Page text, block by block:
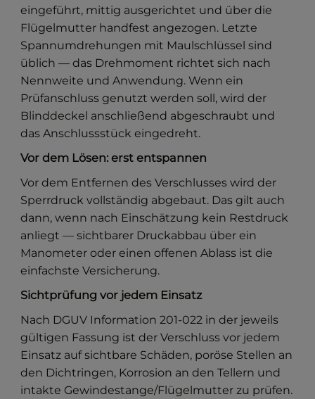
eingeführt, mittig ausgerichtet und über die
Flügelmutter handfest angezogen. Letzte
Spannumdrehungen mit Maulschlüssel sind
üblich — das Drehmoment richtet sich nach
Nennweite und Anwendung. Wenn ein
Prüfanschluss genutzt werden soll, wird der
Blinddeckel anschließend abgeschraubt und
das Anschlussstück eingedreht.
Vor dem Lösen: erst entspannen
Vor dem Entfernen des Verschlusses wird der
Sperrdruck vollständig abgebaut. Das gilt auch
dann, wenn nach Einschätzung kein Restdruck
anliegt — sichtbarer Druckabbau über ein
Manometer oder einen offenen Ablass ist die
einfachste Versicherung.
Sichtprüfung vor jedem Einsatz
Nach DGUV Information 201-022 in der jeweils
gültigen Fassung ist der Verschluss vor jedem
Einsatz auf sichtbare Schäden, poröse Stellen an
den Dichtringen, Korrosion an den Tellern und
intakte Gewindestange/Flügelmutter zu prüfen.